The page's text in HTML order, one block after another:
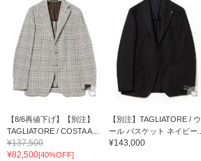
【8/6再値下げ】【別注】
TAGLIATORE / COSTA A...
¥137,500
¥82,500[40%OFF]
【別注】TAGLIATORE / ウ
ール バスケット ネイビー...
¥143,000